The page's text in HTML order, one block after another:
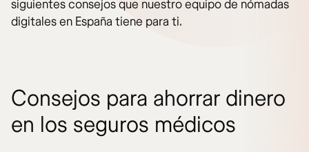
siguientes consejos que nuestro equipo de nómadas
digitales en España tiene para ti.
Consejos para ahorrar dinero
en los seguros médicos